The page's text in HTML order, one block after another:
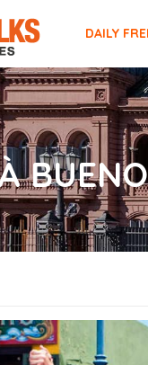
DAILY